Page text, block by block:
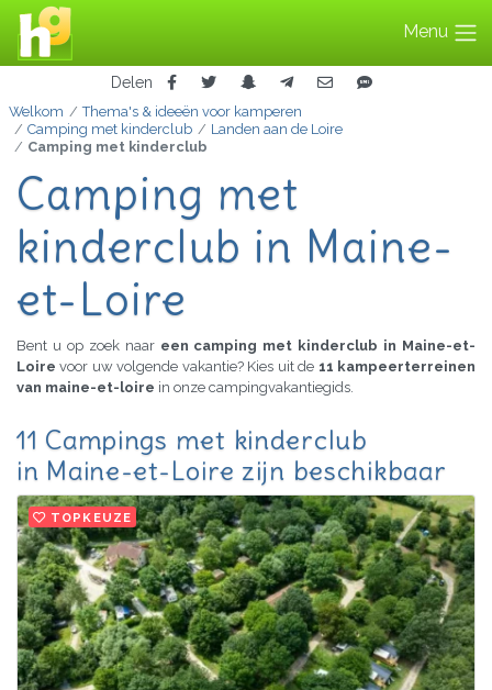
Menu
Delen
Welkom
Thema's & ideeën voor kamperen
Camping met kinderclub
Landen aan de Loire
Camping met kinderclub
Camping met
kinderclub in Maine-
et-Loire
Bent u op zoek naar een camping met kinderclub in Maine-et-
Loirevoor uw volgende vakantie? Kies uit de 11 kampeerterreinen
van maine-et-loire in onze campingvakantiegids.
11 Campings met kinderclub
in Maine-et-Loire zijn beschikbaar
TOPKEUZE